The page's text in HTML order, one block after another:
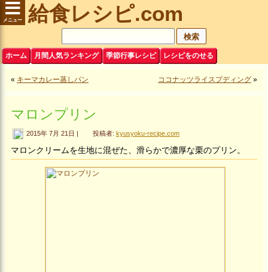
ホーム 月間人気ランキング 季節行事レシピ レシピをのせる
給食レシピ.com
« キーマカレー蒸しパン ココナッツライスプディング »
マロンプリン
2015年 7月 21日 | 投稿者: kyusyoku-recipe.com
マロンクリームを生地に混ぜた、滑らかで濃厚な栗のプリン。